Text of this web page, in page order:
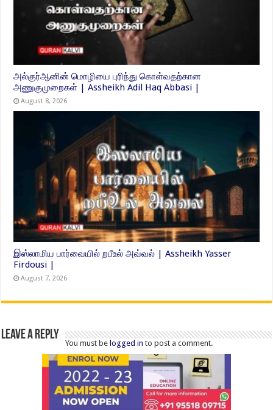
அல்குர்ஆனின் மொழியை புரிந்து கொள்வதற்கான
அணுகுமுறைகள் | Assheikh Adil Haq Abbasi |
August 8, 2026
இஸ்லாமிய பார்வையில் றபீஉல் அவ்வல் | Assheikh Yasser
Firdousi |
August 7, 2026
Leave a Reply
You must be logged in to post a comment.